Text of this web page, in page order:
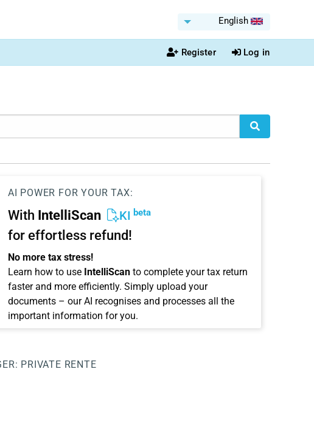
English
Register Log in
AI POWER FOR YOUR TAX:
With IntelliScan KI beta
for effortless refund!
No more tax stress!
Learn how to use IntelliScanto complete your tax return
faster and more efficiently. Simply upload your
documents – our AI recognises and processes all the
important information for you.
PRIVATE RENTE